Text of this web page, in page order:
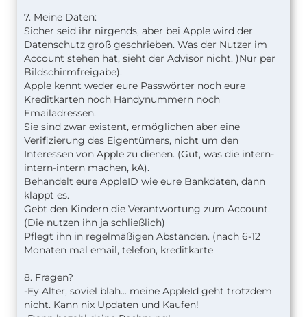
7. Meine Daten:
Sicher seid ihr nirgends, aber bei Apple wird der
Datenschutz groß geschrieben. Was der Nutzer im
Account stehen hat, sieht der Advisor nicht. )Nur per
Bildschirmfreigabe).
Apple kennt weder eure Passwörter noch eure
Kreditkarten noch Handynummern noch
Emailadressen.
Sie sind zwar existent, ermöglichen aber eine
Verifizierung des Eigentümers, nicht um den
Interessen von Apple zu dienen. (Gut, was die intern-
intern-intern machen, kA).
Behandelt eure AppleID wie eure Bankdaten, dann
klappt es.
Gebt den Kindern die Verantwortung zum Account.
(Die nutzen ihn ja schließlich)
Pflegt ihn in regelmäßigen Abständen. (nach 6-12
Monaten mal email, telefon, kreditkarte
8. Fragen?
-Ey Alter, soviel blah... meine AppleId geht trotzdem
nicht. Kann nix Updaten und Kaufen!